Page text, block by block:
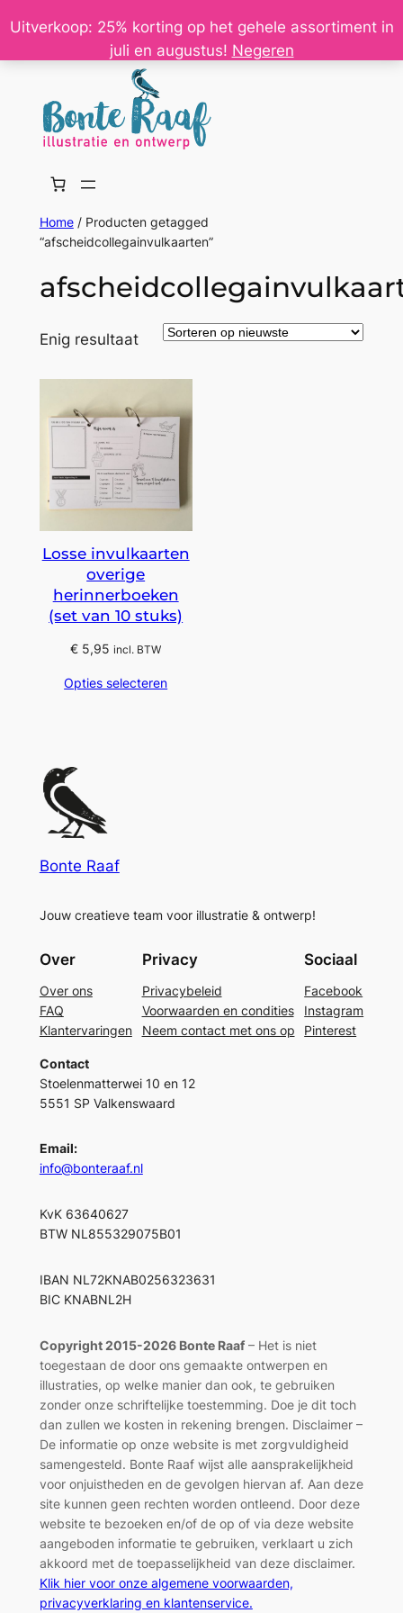
Uitverkoop: 25% korting op het gehele assortiment in
juli en augustus! Negeren
Ga
de
Home/ Producten getagged
“afscheidcollegainvulkaarten”
Enig resultaat
Losse invulkaarten
overige
herinnerboeken
(set van 10 stuks)
€ 5,95 incl. BTW
Opties selecteren
Bonte Raaf
Jouw creatieve team voor illustratie & ontwerp!
Over
Over ons
FAQ
Klantervaringen
Privacy
Privacybeleid
Voorwaarden en condities
Neem contact met ons op
Sociaal
Facebook
Instagram
Pinterest
Contact
Stoelenmatterwei 10 en 12
5551 SP Valkenswaard
Email:
info@bonteraaf.nl
KvK 63640627
BTW NL855329075B01
IBAN NL72KNAB0256323631
BIC KNABNL2H
Copyright 2015-2026 Bonte Raaf– Het is niet
toegestaan de door ons gemaakte ontwerpen en
illustraties, op welke manier dan ook, te gebruiken
zonder onze schriftelijke toestemming. Doe je dit toch
dan zullen we kosten in rekening brengen. Disclaimer –
De informatie op onze website is met zorgvuldigheid
samengesteld. Bonte Raaf wijst alle aansprakelijkheid
voor onjuistheden en de gevolgen hiervan af. Aan deze
site kunnen geen rechten worden ontleend. Door deze
website te bezoeken en/of de op of via deze website
aangeboden informatie te gebruiken, verklaart u zich
akkoord met de toepasselijkheid van deze disclaimer.
Klik hier voor onze algemene voorwaarden,
privacyverklaring en klantenservice.